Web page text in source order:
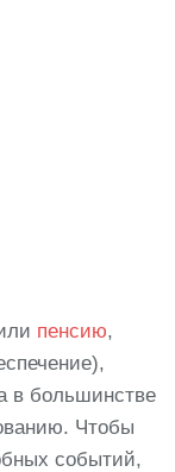
пенсию,
в большинстве
Чтобы
событий,